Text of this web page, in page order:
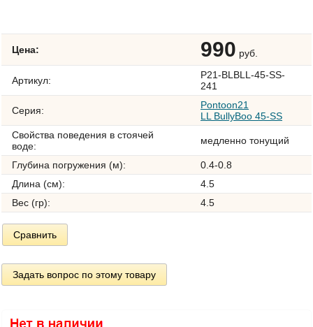
Цена: 990 руб.
Артикул:
P21-BLBLL-45-SS-
241
Серия:
Pontoon21
LL BullyBoo 45-SS
Свойства поведения в стоячей
воде:
медленно тонущий
Глубина погружения (м):
0.4-0.8
Длина (см):
4.5
Вес (гр):
4.5
Сравнить
Задать вопрос по этому товару